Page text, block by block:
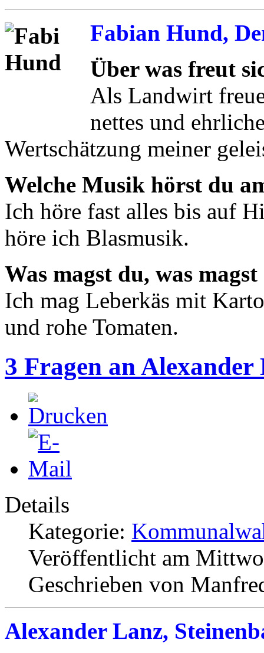
Fabian Hund,
Über was freut
Als Landwirt
nettes und
Wertschätzung meiner
Welche Musik hörst du
Ich höre fast alles bis auf
höre ich Blasmusik.
Was magst du, was
Ich mag Leberkäs mit
und rohe Tomaten.
3 Fragen an Alexander
Details
Kategorie:
Veröffentlicht am
Geschrieben von
Alexander Lanz,